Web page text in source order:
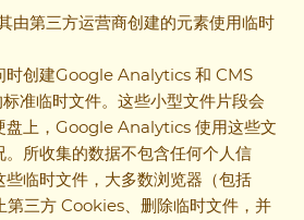
由第三方运营商创建的元素使用临时
时创建Google Analytics 和 CMS
准临时文件。这些小型文件片段会
盘上，Google Analytics 使用这些文
所收集的数据不包含任何个人信
临时文件，大多数浏览器（包括
三方 Cookies、删除临时文件，并